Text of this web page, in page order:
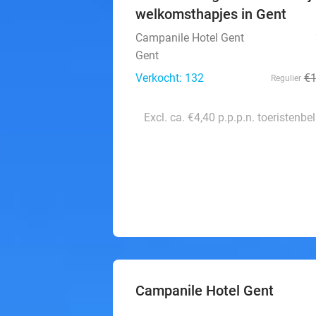
welkomsthapjes in Gent
Campanile Hotel Gent
Gent
Verkocht: 132
Regulier
Excl. ca. €4,40 p.p.p.n.
Campanile Hotel Gent